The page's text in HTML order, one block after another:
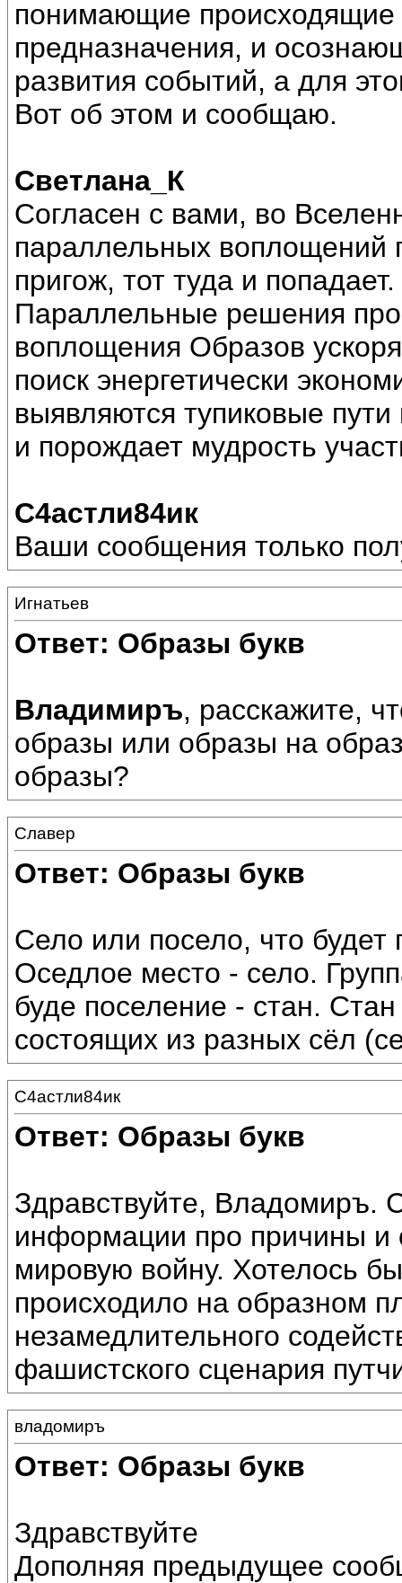
понимающие
предназначения, и
развития событий, а для
Вот об этом и сообщаю.
Светлана_К
Согласен с вами, во
параллельных воплощений
пригож, тот туда и попадает.
Параллельные решения
воплощения Образов
поиск энергетически
выявляются тупиковые
и порождает мудрость
С4астли84ик
Ваши сообщения только
Игнатьев
Ответ: Образы букв
Владимиръ, расскажите,
образы или образы на
образы?
Славер
Ответ: Образы букв
Село или посело, что будет
Оседлое место - село.
буде поселение - стан.
состоящих из разных сёл
С4астли84ик
Ответ: Образы букв
Здравствуйте, Владомиръ.
информации про причины и
мировую войну. Хотелось
происходило на образном
незамедлительного
фашистского сценария
владомиръ
Ответ: Образы букв
Здравствуйте
Дополняя предыдущее